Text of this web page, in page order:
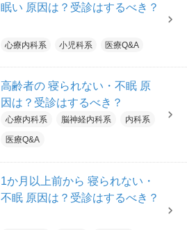
眠い 原因は？受診はするべき？
心療内科系 小児科系 医療Q&A
高齢者の 寝られない・不眠 原
因は？受診はするべき？
心療内科系 脳神経内科系 内科系
医療Q&A
1か月以上前から 寝られない・
不眠 原因は？受診はするべき？